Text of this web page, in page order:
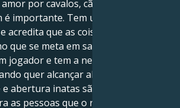
por cavalos, cães ou outros
importante. Tem uma abordagem
acredita que as coisas vão
que se meta em sarilhos. Pode ter
jogador e tem a necessidade de
quer alcançar algo. A sua
abertura inatas são muito
as pessoas que o rodeiam. Pode